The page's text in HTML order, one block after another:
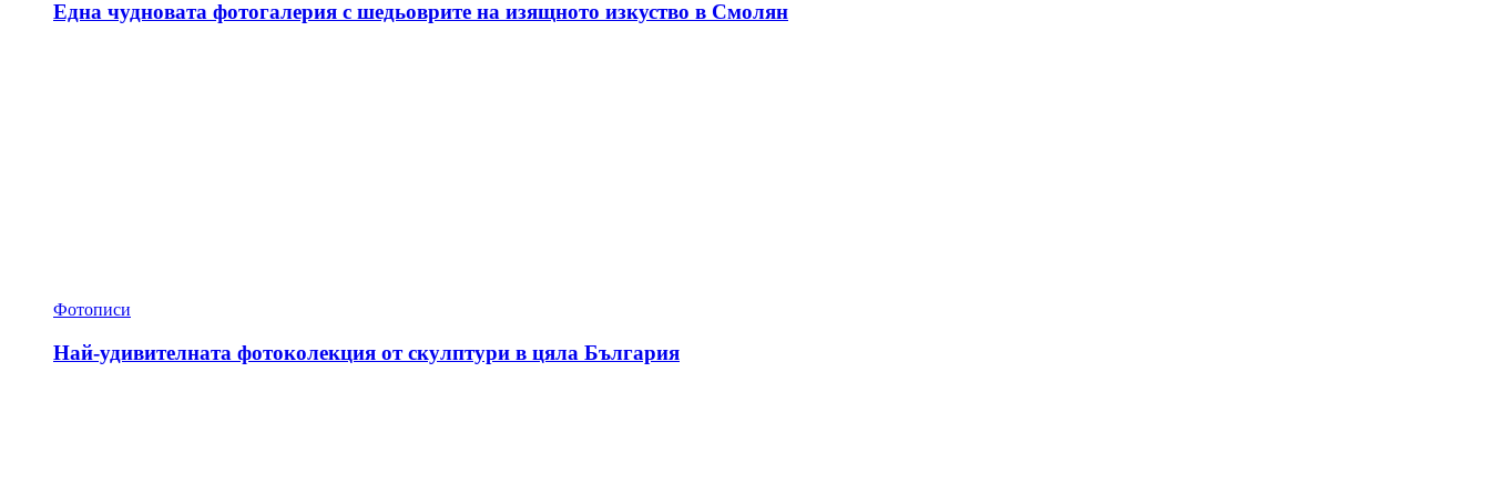
Една чудновата фотогалерия с шедьоврите на изящното изкуство в Смолян
Фотописи
Най-удивителната фотоколекция от скулптури в цяла България